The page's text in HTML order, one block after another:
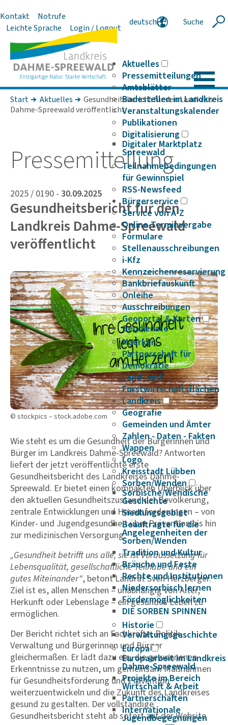
Kontakt
Notrufe
Leichte Sprache
Login / Logout
deutsch
Suche
Aktuelles
Pressemitteilungen
Amtsblätter
Badestellen im Landkreis
Veranstaltungskalender
Publikationen
Digitalisierung
Digitaler Marktplatz
Spreewald
Teilnahmebedingungen
für Gewinnspiel
RSS-Newsfeed
Bürgerservice
Service von A-Z
Online-Terminvergabe
Formulare
Stellenausschreibungen
i-Kfz
Kennzeichenreservierung
Bankbriefauskunft
Onleihe
Ausschreibungen
Geoportal & Karten
Geodienste
Maerker
Partnerschaft für
Demokratie
Land- und
Forstwirtschaftsflächen
Landkreis
Geografie
Gemeinden und Ämter
Zahlen - Daten - Fakten
Wappen
Logo
Kreisstadt Lübben
Sorben/Wenden
Sorbische/Wendische
Geschichte
Siedlungsgebiet
Beauftragte für die
Angelegenheiten der
Sorben/Wenden
Tradition und Kultur
Bräuche und Feste
Rechte und Institutionen
Niedersorbisch lernen
Fördermöglichkeiten
DIE SORBEN SPINNEN
Historie
Verwaltungsgeschichte
Europa
Europaarbeit im Landkreis
Dahme-Spreewald
Projekte im Bereich
Wirtschaft & Arbeit
Partnerschaften
Internationale
Jugendbegegnungen
Start Aktuelles
Gesundheitsbericht für den Landkreis
Dahme-Spreewald veröffentlicht
Pres­se­mit­tei­lung
2025 / 0190 - 30.09.2025
Gesundheitsbericht für den
Landkreis Dahme-Spreewald
veröffentlicht
© stockpics – stock.adobe.com
Wie steht es um die Gesundheit der Bürgerinnen und
Bürger im Landkreis Dahme-Spreewald? Antworten
liefert der jetzt veröffentlichte erste
Gesundheitsbericht des Landkreises Dahme-
Spreewald. Er bietet einen kompakten Überblick über
den aktuellen Gesundheitszustand der Bevölkerung,
zentrale Entwicklungen und Herausforderungen – von
Kinder- und Jugendgesundheit über Prävention bis hin
zur medizinischen Versorgung.
„Gesundheit betrifft uns alle, sie ist Voraussetzung für
Lebensqualität, gesellschaftliche Teilhabe und ein
gutes Miteinander“, betont Landrat Sven Herzberger.
Ziel ist es, allen Menschen – unabhängig von Alter,
Herkunft oder Lebenslage – ein gesundes Leben zu
ermöglichen.
Der Bericht richtet sich an Fachkräfte, Politik,
Verwaltung und Bürgerinnen und Bürger
gleichermaßen. Er lädt dazu ein, die gewonnenen
Erkenntnisse zu nutzen, um gemeinsam Maßnahmen
für Gesundheitsförderung und Prävention
weiterzuentwickeln und die Zukunft des Landkreises
gesund zu gestalten. Der vollständige
Gesundheitsbericht steht ab sofort auf der Website